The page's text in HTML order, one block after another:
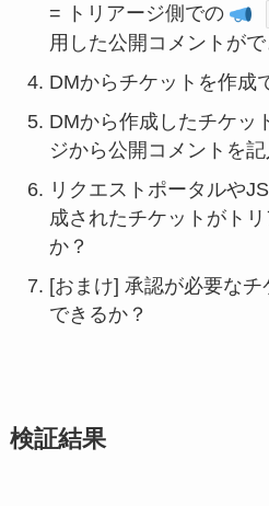
= トリアージ側での
用した公開コメントがで
DMからチケットを作成
DMから作成したチケッ
ジから公開コメントを
リクエストポータルや
成されたチケットがト
か？
[おまけ] 承認が必要な
できるか？
検証結果